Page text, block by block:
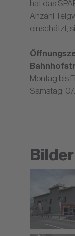
hat das
Anzahl
einschätzt,
Montag bis
Samstag: